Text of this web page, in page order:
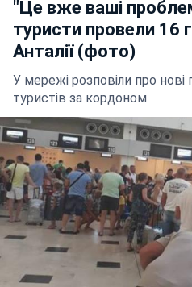
"Це вже ваші
туристи провели 16
Анталії (фото)
У мережі розповіли про нові
туристів за кордоном